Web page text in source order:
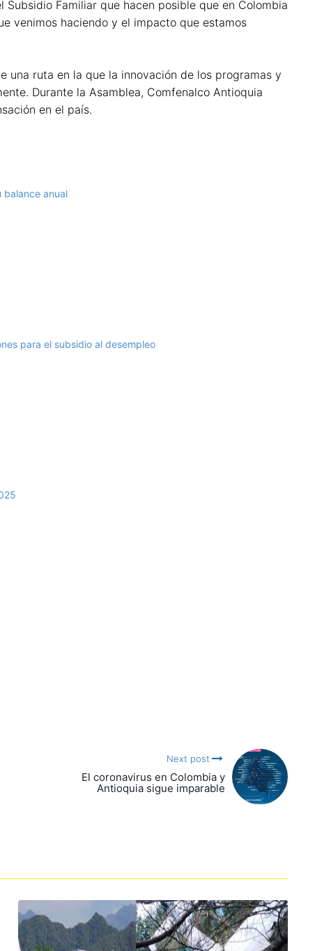
Familiar que hacen posible que en Colombia
venimos haciendo y el impacto que estamos
una ruta en la que la innovación de los programas y
Durante la Asamblea, Comfenalco Antioquia
en el país.
balance anual
para el subsidio al desempleo
Next post
El coronavirus en Colombia y
Antioquia sigue imparable